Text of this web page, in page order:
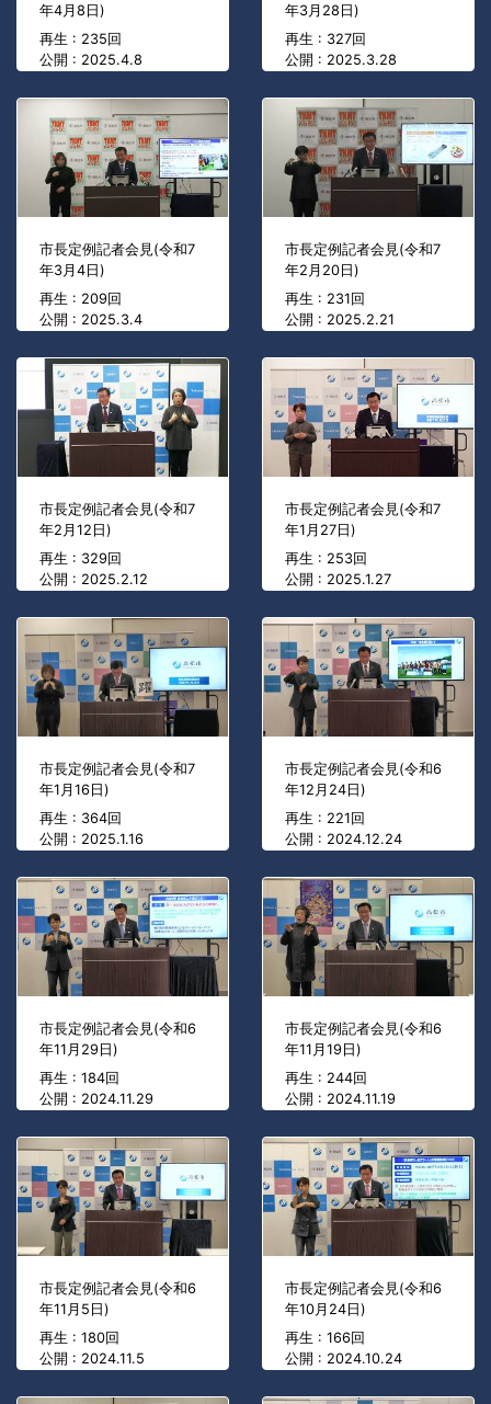
年4月8日)
再生 : 235回
公開 : 2025.4.8
年3月28日)
再生 : 327回
公開 : 2025.3.28
市長定例記者会見(令和7
年3月4日)
再生 : 209回
公開 : 2025.3.4
市長定例記者会見(令和7
年2月20日)
再生 : 231回
公開 : 2025.2.21
市長定例記者会見(令和7
年2月12日)
再生 : 329回
公開 : 2025.2.12
市長定例記者会見(令和7
年1月27日)
再生 : 253回
公開 : 2025.1.27
市長定例記者会見(令和7
年1月16日)
再生 : 364回
公開 : 2025.1.16
市長定例記者会見(令和6
年12月24日)
再生 : 221回
公開 : 2024.12.24
市長定例記者会見(令和6
年11月29日)
再生 : 184回
公開 : 2024.11.29
市長定例記者会見(令和6
年11月19日)
再生 : 244回
公開 : 2024.11.19
市長定例記者会見(令和6
年11月5日)
再生 : 180回
公開 : 2024.11.5
市長定例記者会見(令和6
年10月24日)
再生 : 166回
公開 : 2024.10.24